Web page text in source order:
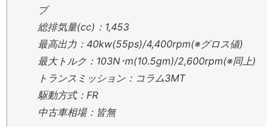
ブ
総排気量(cc)：1,453
最高出力：40kw(55ps)/4,400rpm(※グロス値)
最大トルク：103N･m(10.5gm)/2,600rpm(※同上)
トランスミッション：コラム3MT
駆動方式：FR
中古車相場：皆無